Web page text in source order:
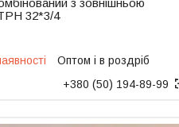
32*3/4
Оптом і в роздріб
+380 (50) 194-89-99